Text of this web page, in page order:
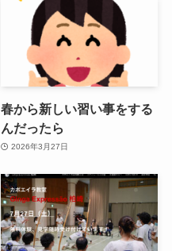
春から新しい習い事をする
んだったら
2026年3月27日